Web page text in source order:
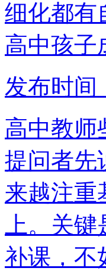
细化都有
高中孩子
发布时间
高中教师
提问者先
来越注重
上。关
补课，不